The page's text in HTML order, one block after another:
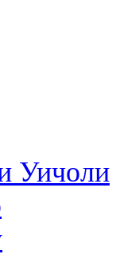
Уичоли